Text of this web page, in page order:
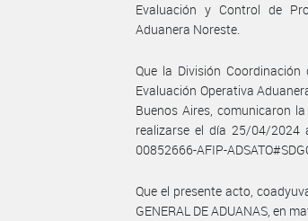
Evaluación y Control de
Aduanera Noreste.
Que la División
Evaluación Operativa
Buenos Aires, comunicaron
realizarse el día 25/04/2024
00852666-AFIP-
Que el presente acto,
GENERAL DE ADUANAS, en